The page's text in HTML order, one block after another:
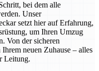
bei dem alle
Unser
setzt hier auf Erfahrung,
um Ihren Umzug
Von der sicheren
neuen Zuhause – alles
Leitung.